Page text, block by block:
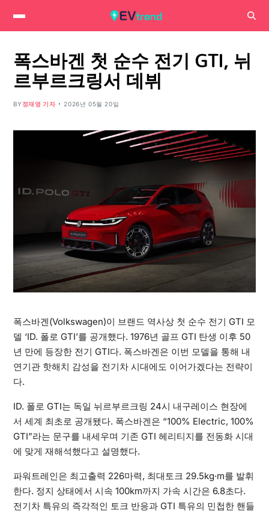
폭스바겐 첫 순수 전기 GTI, 뉘
르부르크링서 데뷔
BY 정재영 기자 2026년 05월 20일
폭스바겐(Volkswagen)이 브랜드 역사상 첫 순수 전기 GTI 모
델 ‘ID. 폴로 GTI’를 공개했다. 1976년 골프 GTI 탄생 이후 50
년 만에 등장한 전기 GTI다. 폭스바겐은 이번 모델을 통해 내
연기관 핫해치 감성을 전기차 시대에도 이어가겠다는 전략이
다.
ID. 폴로 GTI는 독일 뉘르부르크링 24시 내구레이스 현장에
서 세계 최초로 공개됐다. 폭스바겐은 “100% Electric, 100%
GTI”라는 문구를 내세우며 기존 GTI 헤리티지를 전동화 시대
에 맞게 재해석했다고 설명했다.
파워트레인은 최고출력 226마력, 최대토크 29.5kg·m를 발휘
한다. 정지 상태에서 시속 100km까지 가속 시간은 6.8초다.
전기차 특유의 즉각적인 토크 반응과 GTI 특유의 민첩한 핸들